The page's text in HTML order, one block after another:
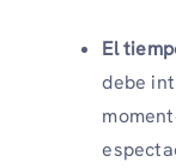
El
debe